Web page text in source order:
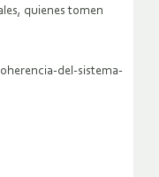
quienes tomen
del-sistema-